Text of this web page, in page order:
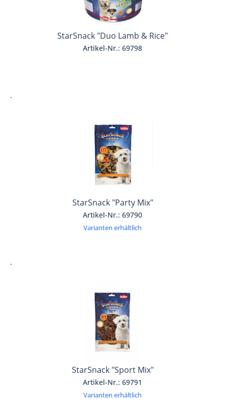
StarSnack "Duo Lamb & Rice"
Artikel-Nr.: 69798
.
StarSnack "Party Mix"
Artikel-Nr.: 69790
Varianten erhältlich
.
StarSnack "Sport Mix"
Artikel-Nr.: 69791
Varianten erhältlich